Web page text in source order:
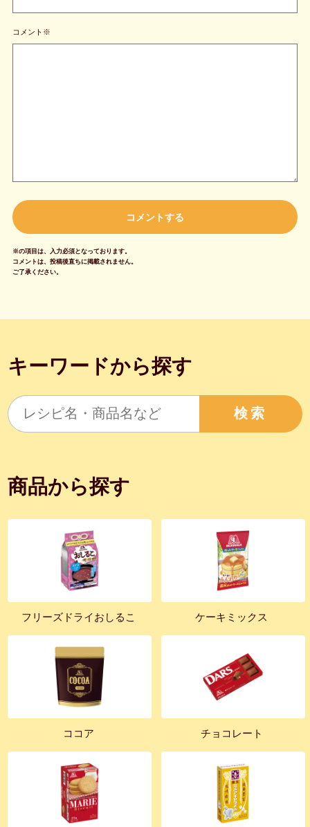
コメント※
※の項目は、入力必須となっております。
コメントは、投稿後直ちに掲載されません。
ご了承ください。
キーワードから探す
検索
商品から探す
フリーズドライおしるこ ケーキミックス
ココア チョコレート